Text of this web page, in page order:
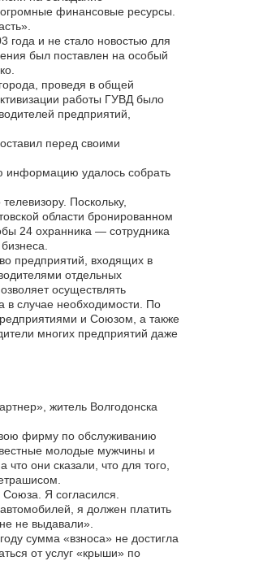
финансовые ресурсы.
года и не стало новостью для
был поставлен на особый
проведя в общей
работы ГУВД было
предприятий,
перед своими
информацию удалось собрать
Поскольку,
области бронированном
24 охранника — сотрудника
предприятий, входящих в
отдельных
осуществлять
в случае необходимости. По
и Союзом, а также
многих предприятий даже
житель Волгодонска
фирму по обслуживанию
молодые мужчины и
они сказали, что для того,
Я согласился.
я должен платить
не выдавали».
сумма «взноса» не достигла
от услуг «крыши» по